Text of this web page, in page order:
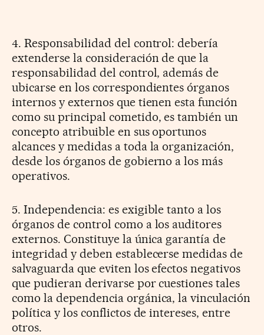
4. Responsabilidad del control: debería
extenderse la consideración de que la
responsabilidad del control, además de
ubicarse en los correspondientes órganos
internos y externos que tienen esta función
como su principal cometido, es también un
concepto atribuible en sus oportunos
alcances y medidas a toda la organización,
desde los órganos de gobierno a los más
operativos.
5. Independencia: es exigible tanto a los
órganos de control como a los auditores
externos. Constituye la única garantía de
integridad y deben establecerse medidas de
salvaguarda que eviten los efectos negativos
que pudieran derivarse por cuestiones tales
como la dependencia orgánica, la vinculación
política y los conflictos de intereses, entre
otros.